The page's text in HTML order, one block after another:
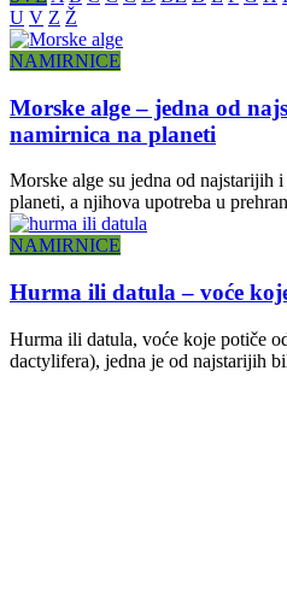
U V Z Ž
NAMIRNICE
Morske alge – jedna od
namirnica na planeti
Morske alge su jedna od najstarijih
planeti, a njihova upotreba u
NAMIRNICE
Hurma ili datula – voće
Hurma ili datula, voće koje potiče
dactylifera), jedna je od najstarijih